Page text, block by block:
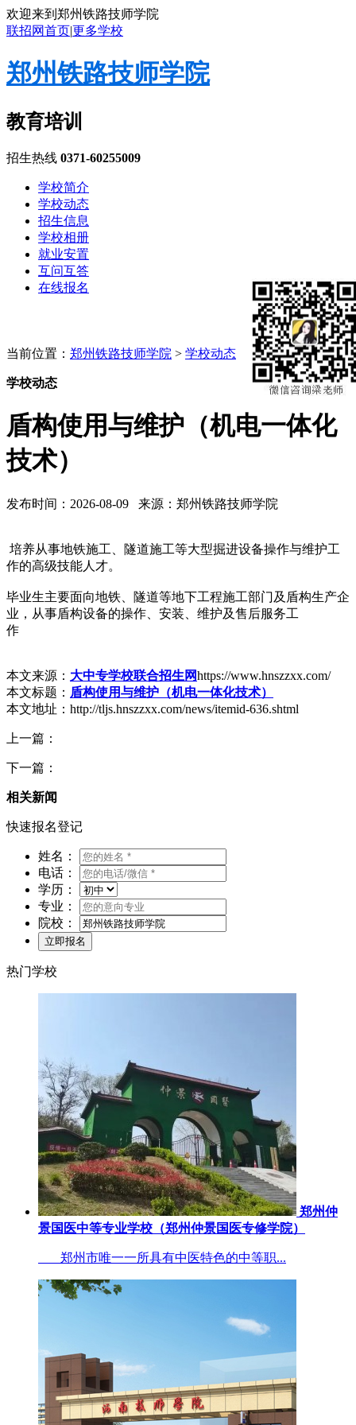
欢迎来到郑州铁路技师学院
联招网首页|更多学校
郑州铁路技师学院
教育培训
招生热线 0371-60255009
学校简介
学校动态
招生信息
学校相册
就业安置
互问互答
在线报名
当前位置： 郑州铁路技师学院 > 学校动态
学校动态
盾构使用与维护（机电一体化
技术）
发布时间：2026-08-09 来源：郑州铁路技师学院
培养从事地铁施工、隧道施工等大型掘进设备操作与维护工
作的高级技能人才。
毕业生主要面向地铁、隧道等地下工程施工部门及盾构生产企
业，从事盾构设备的操作、安装、维护及售后服务工
作
本文来源： 大中专学校联合招生网https://www.hnszzxx.com/
本文标题： 盾构使用与维护（机电一体化技术）
本文地址：http://tljs.hnszzxx.com/news/itemid-636.shtml
上一篇：
下一篇：
相关新闻
快速报名登记
姓名：
电话：
学历：
专业：
院校：
热门学校
郑州仲
景国医中等专业学校（郑州仲景国医专修学院）
郑州市唯一一所具有中医特色的中等职...